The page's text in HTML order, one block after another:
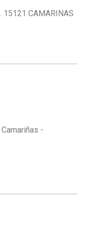
15121 CAMARINAS
-